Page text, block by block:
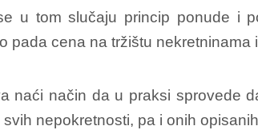
u tom slučaju princip ponude i
pada cena na tržištu
naći način da u praksi sprovede
nepokretnosti, pa i onih